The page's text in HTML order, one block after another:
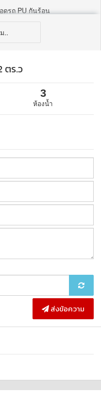
..
ดรถ PU กันร้อน
ว้แล้ว
ให้คำปรึกษา มีให้เลือกทุก
งสุด 90-100% ของราคา
บ้านได้ที่
1)
นำด้านธุรกิจนายหน้า ตัวแทน
มืออาชีพ ใช้เทคโนโลยี และ
รที่ดีที่สุดเพื่อคุณ ให้บริการ
ตร.ว
3
ห้องน้ำ
ส่งข้อความ